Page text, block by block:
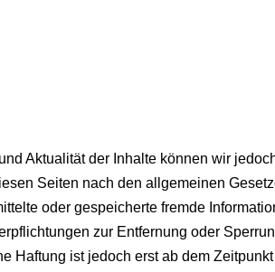
Aktualität der Inhalte können wir
Seiten nach den allgemeinen
oder gespeicherte fremde
zur Entfernung oder
Haftung ist jedoch erst ab dem